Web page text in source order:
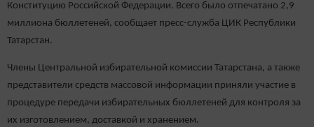
Конституцию Российской Федерации. Всего было отпечатано 2,9
миллиона бюллетеней, сообщает пресс-служба ЦИК Республики
Татарстан.
Члены Центральной избирательной комиссии Татарстана, а также
представители средств массовой информации приняли участие в
процедуре передачи избирательных бюллетеней для контроля за
их изготовлением, доставкой и хранением.